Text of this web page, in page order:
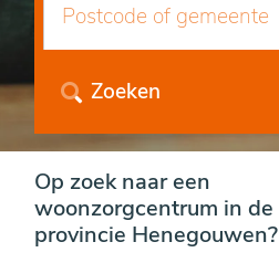
Zoeken
Op zoek naar een
woonzorgcentrum in de
provincie Henegouwen?